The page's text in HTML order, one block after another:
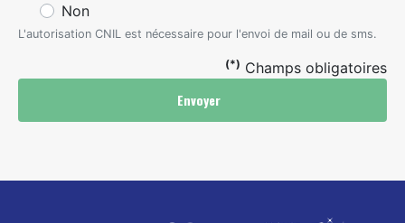
Non
L'autorisation CNIL est nécessaire pour l'envoi de mail ou de sms.
(*) Champs obligatoires
Envoyer